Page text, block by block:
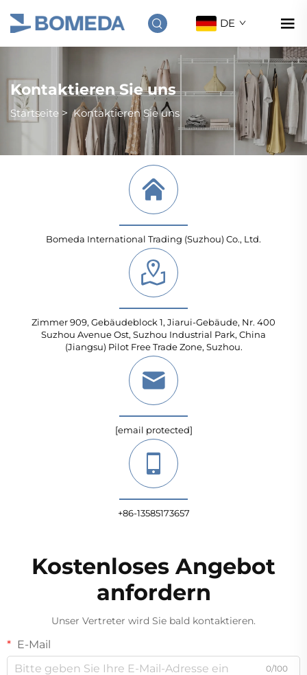
DE
Kontaktieren Sie uns
Startseite >Kontaktieren Sie uns
Bomeda International Trading (Suzhou) Co., Ltd.
Zimmer 909, Gebäudeblock 1, Jiarui-Gebäude, Nr. 400
Suzhou Avenue Ost, Suzhou Industrial Park, China
(Jiangsu) Pilot Free Trade Zone, Suzhou.
[email protected]
+86-13585173657
Kostenloses Angebot
anfordern
Unser Vertreter wird Sie bald kontaktieren.
E-Mail
0/100